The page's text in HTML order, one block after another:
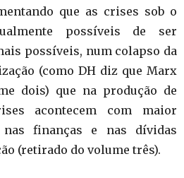
que as crises sob o
possíveis de ser
possíveis, num colapso da
(como DH diz que Marx
dois) que na produção de
acontecem com maior
nas finanças e nas dívidas
(retirado do volume três).